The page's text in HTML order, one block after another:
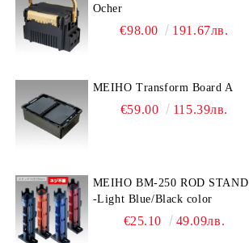
Ocher
€98.00 191.67лв.
MEIHO Transform Board A
€59.00 115.39лв.
MEIHO BM-250 ROD STAND
-Light Blue/Black color
€25.10 49.09лв.